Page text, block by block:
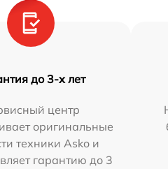
до 3-х лет
центр
оригинальные
техники Asko и
гарантию до 3